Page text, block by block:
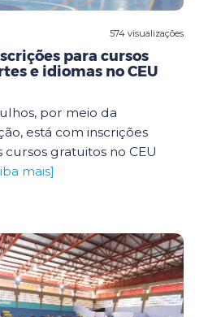
574 visualizações
para cursos
e idiomas no CEU
por meio da
está com inscrições
gratuitos no CEU
mais]